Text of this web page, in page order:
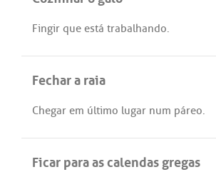
Fingir que está trabalhando.
Fechar a raia
Chegar em último lugar num páreo.
Ficar para as calendas gregas